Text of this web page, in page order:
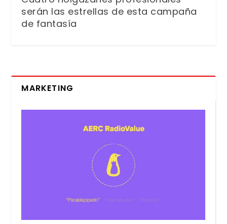
serán las estrellas de esta campaña
de fantasía
MARKETING